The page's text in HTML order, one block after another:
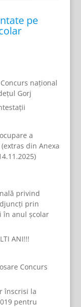
pe
național
Gorj
a
din Anexa
privind
prin
în anul școlar
ANI!!!
Concurs
înscrisi la
pentru